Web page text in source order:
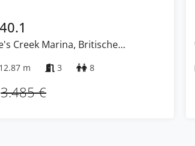
Creek Marina, Britische
12.75 m 3 8
3.465 €